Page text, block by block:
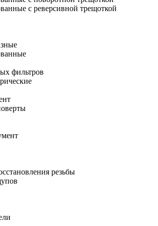
с реверсивной трещоткой
фильтров
резьбы